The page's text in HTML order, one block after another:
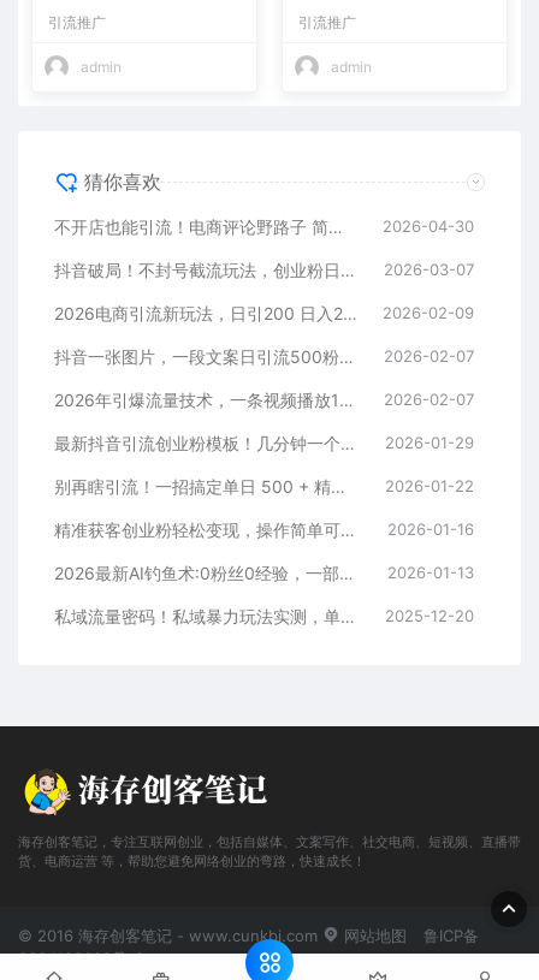
引流推广
admin
引流推广
admin
猜你喜欢
不开店也能引流！电商评论野路子 简单粗暴 有手就能做 2026-04-30
抖音破局！不封号截流玩法，创业粉日涨 200 + 实操指南 2026-03-07
2026电商引流新玩法，日引200 日入2500+ 2026-02-09
抖音一张图片，一段文案日引流500粉，新手小白，轻松上手 2026-02-07
2026年引爆流量技术，一条视频播放100W＋，无脑发，小白轻松上手 2026-02-07
最新抖音引流创业粉模板！几分钟一个视频，非常暴力，小白直接可上手操作！ 2026-01-29
别再瞎引流！一招搞定单日 500 + 精准粉，微信直接爆仓 2026-01-22
精准获客创业粉轻松变现，操作简单可放大，单日轻松3000+ 2026-01-16
2026最新AI钓鱼术:0粉丝0经验，一部手机就能开启赚钱模式 2026-01-13
私域流量密码！私域暴力玩法实测，单日 500 + 精准粉直接加满 2025-12-20
海存创客笔记，专注互联网创业，包括自媒体、文案写作、社交电商、短视频、直播带
货、电商运营 等，帮助您避免网络创业的弯路，快速成长！
© 2016 海存创客笔记 - www.cunkbj.com 网站地图
鲁ICP备
2024108698号-2